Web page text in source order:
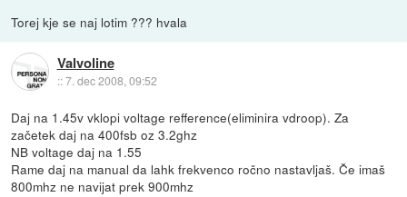
Torej kje se naj lotim ??? hvala
Valvoline
::7. dec 2008, 09:52
Daj na 1.45v vklopi voltage refference(eliminira vdroop). Za
začetek daj na 400fsb oz 3.2ghz
NB voltage daj na 1.55
Rame daj na manual da lahk frekvenco ročno nastavljaš. Če imaš
800mhz ne navijat prek 900mhz